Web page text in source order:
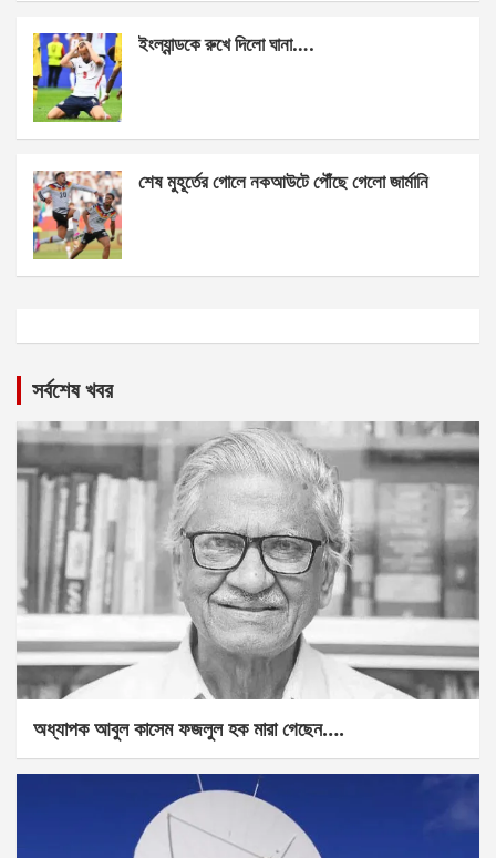
ইংল্যান্ডকে রুখে দিলো ঘানা….
শেষ মুহূর্তের গোলে নকআউটে পৌঁছে গেলো জার্মানি
সর্বশেষ খবর
অধ্যাপক আবুল কাসেম ফজলুল হক মারা গেছেন….